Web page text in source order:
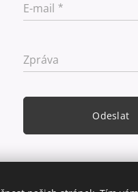
E-mail
Zpráva
Odeslat